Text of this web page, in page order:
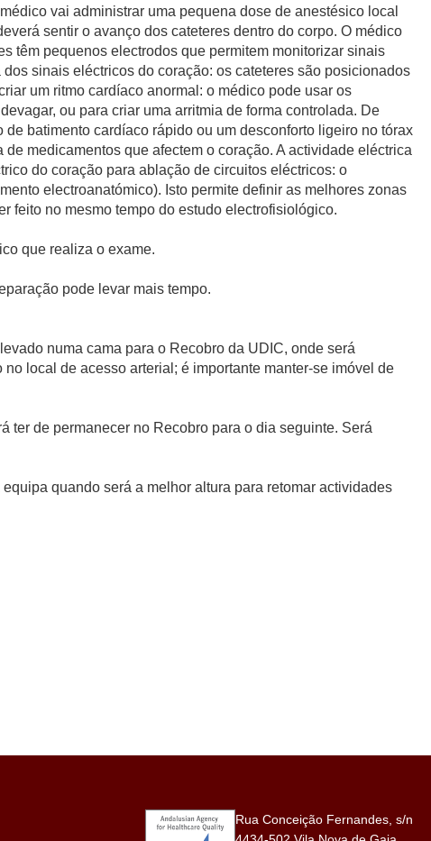
vai administrar uma pequena dose de anestésico local
sentir o avanço dos cateteres dentro do corpo. O médico
têm pequenos electrodos que permitem monitorizar sinais
sinais eléctricos do coração: os cateteres são posicionados
um ritmo cardíaco anormal: o médico pode usar os
ou para criar uma arritmia de forma controlada. De
batimento cardíaco rápido ou um desconforto ligeiro no tórax
medicamentos que afectem o coração. A actividade eléctrica
do coração para ablação de circuitos eléctricos: o
electroanatómico). Isto permite definir as melhores zonas
feito no mesmo tempo do estudo electrofisiológico.
que realiza o exame.
pode levar mais tempo.
numa cama para o Recobro da UDIC, onde será
local de acesso arterial; é importante manter-se imóvel de
ter de permanecer no Recobro para o dia seguinte. Será
quando será a melhor altura para retomar actividades
Rua Conceição Fernandes, s/n